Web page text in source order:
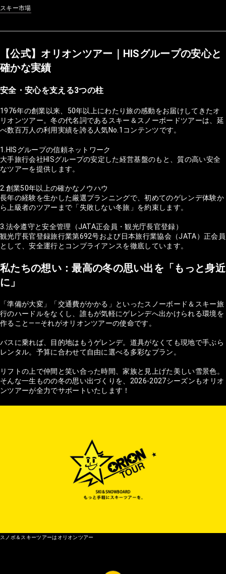
スキー市場
【公式】オリオンツアー｜HISグループの安心と
確かな実績
安全・安心を支える3つの柱
1976年の創業以来、50年以上にわたり旅の感動をお届けしてきたオ
リオンツアー。冬の代名詞であるスキー＆スノーボードツアーは、延
べ数百万人の利用実績を誇る人気No.1コンテンツです。
1.HISグループの信頼ネットワーク
大手旅行会社HISグループの安定した経営基盤のもと、質の高い安全
なツアーを提供します。
2.創業50年以上の確かなノウハウ
長年の経験を生かした厳選プランニングで、初めてのゲレンデ体験か
ら上級者のツアーまで「失敗しない冬旅」を約束します。
3.法令遵守と安全管理（JATA正会員・観光庁長官登録）
観光庁長官登録旅行業第692号および日本旅行業協会（JATA）正会員
として、安全運行とコンプライアンスを徹底しています。
私たちの想い：最高の冬の思い出を「もっと身近
に」
「準備が大変」「交通費がかかる」といったスノーボード＆スキー旅
行のハードルをなくし、誰もが気軽にゲレンデへ出かけられる環境を
作ること——それがオリオンツアーの使命です。
バスに乗れば、目的地はもうゲレンデ。道具がなくても現地で手ぶら
レンタル。予算に合わせて自由に選べる多彩なプラン。
リフトの上で仲間と笑い合った時間、家族と見上げた美しい雪景色。
そんな一生ものの冬の思い出づくりを、2026-2027シーズンもオリオ
ンツアーが全力でサポートいたします！
スノボ＆スキーツアーはオリオンツアー